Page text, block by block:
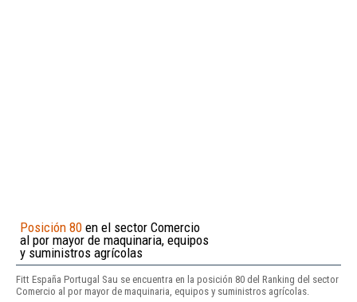
Posición 80 en el sector Comercio
al por mayor de maquinaria, equipos
y suministros agrícolas
Fitt España Portugal Sau se encuentra en la posición 80 del Ranking del sector
Comercio al por mayor de maquinaria, equipos y suministros agrícolas.